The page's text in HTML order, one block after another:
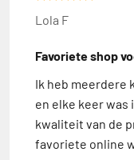
Lola F
Favoriete shop
Ik heb meerdere
en elke keer was
kwaliteit van de
favoriete online